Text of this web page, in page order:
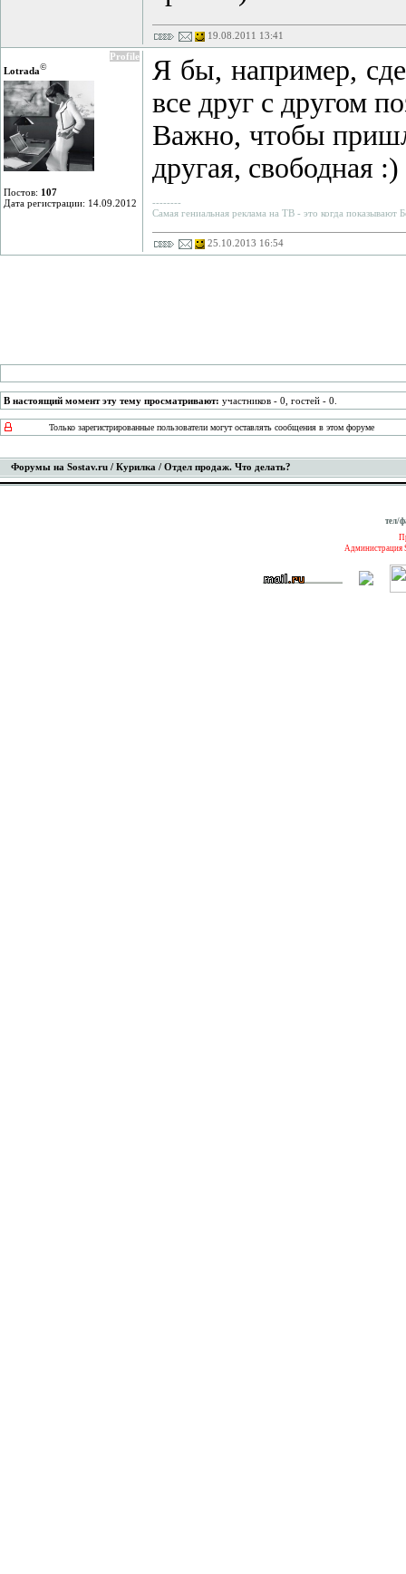
19.08.2011 13:41
Profile
Lotrada©
Постов: 107
Дата регистрации: 14.09.2012
Я бы, например,
все друг с другом
Важно, чтобы
другая, свободная :)
--------
Самая гениальная реклама на ТВ - это когда
25.10.2013 16:54
В настоящий момент эту тему просматривают: участников - 0, гостей - 0.
Только зарегистрированные пользователи могут оставлять сообщения в этом форуме
Форумы на Sostav.ru / Курилка / Отдел продаж. Что делать?
тел/
Администрация